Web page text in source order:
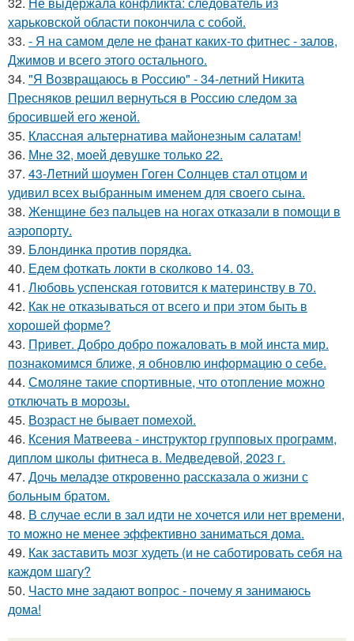
харьковской области покончила с собой.
33. - Я на самом деле не фанат каких-то фитнес - залов,
Джимов и всего этого остального.
34. "Я Возвращаюсь в Россию" - 34-летний Никита
Пресняков решил вернуться в Россию следом за
бросившей его женой.
35. Классная альтернатива майонезным салатам!
36. Мне 32, моей девушке только 22.
37. 43-Летний шоумен Гоген Солнцев стал отцом и
удивил всех выбранным именем для своего сына.
38. Женщине без пальцев на ногах отказали в помощи в
аэропорту.
39. Блондинка против порядка.
40. Едем фоткать локти в сколково 14. 03.
41. Любовь успенская готовится к материнству в 70.
42. Как не отказываться от всего и при этом быть в
хорошей форме?
43. Привет. Добро добро пожаловать в мой инста мир.
познакомимся ближе, я обновлю информацию о себе.
44. Смоляне такие спортивные, что отопление можно
отключать в морозы.
45. Возраст не бывает помехой.
46. Ксения Матвеева - инструктор групповых программ,
диплом школы фитнеса в. Медведевой, 2023 г.
47. Дочь меладзе откровенно рассказала о жизни с
больным братом.
48. В случае если в зал идти не хочется или нет времени,
то можно не менее эффективно заниматься дома.
49. Как заставить мозг худеть (и не саботировать себя на
каждом шагу?
50. Часто мне задают вопрос - почему я занимаюсь
дома!